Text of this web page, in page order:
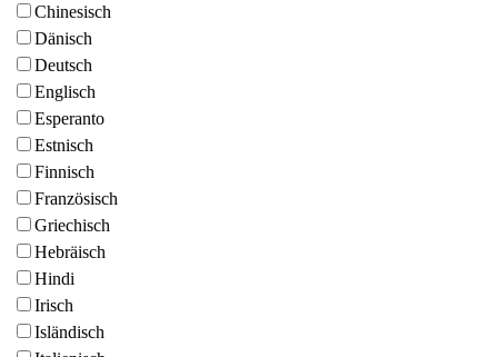
Chinesisch
Dänisch
Deutsch
Englisch
Esperanto
Estnisch
Finnisch
Französisch
Griechisch
Hebräisch
Hindi
Irisch
Isländisch